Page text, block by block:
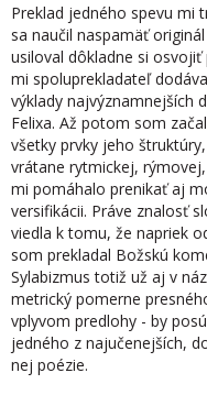
Preklad jedného spevu mi
sa naučil na­spamäť
usiloval dôkladne si
mi spoluprekladateľ
výklady najvýznamnejších
Felixa. Až potom som
všetky prvky jeho
vrátane rytmickej,
mi pomáhalo prenikať aj
versifikácii. Práve znalosť
viedla k tomu, že napriek
som prekladal Božskú
Sylabizmus totiž už aj v
metrický pomerne
vplyvom predlohy - by
jedného z najučenejších,
nej poézie.